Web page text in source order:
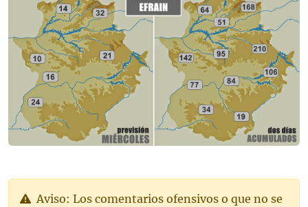
Aviso: Los comentarios ofensivos o que no se